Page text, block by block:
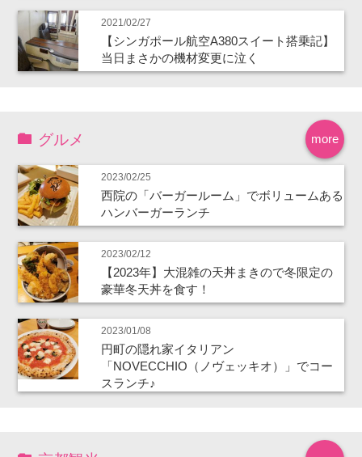
2021/02/27
【シンガポール航空A380スイート搭乗記】
当日まさかの機材変更に泣く
more
グルメ
2023/02/25
西院の「バーガールーム」でボリュームある
ハンバーガーランチ
2023/02/12
【2023年】大混雑の天丼まきので冬限定の
豪華冬天丼を食す！
2023/01/08
円町の隠れ家イタリアン
「NOVECCHIO（ノヴェッキオ）」でコー
スランチ♪